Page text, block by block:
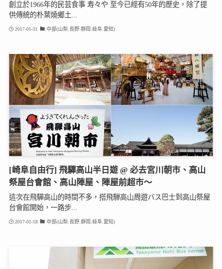
創立於1966年的民芸食事 寿々や 至今已經有50年的歷史，除了提
供傳統的朴葉燒鄉土...
2017-01-31 中部(山梨.長野.靜岡.岐阜.愛知)
[崎阜自由行] 飛驒高山半日遊 @ 必去宮川朝市、高山
祭屋台會館、高山陣屋、陣屋前超市～
這次在飛驒高山的時間不多，搭飛騨高山周遊バス巴士到高山祭屋
台會館開始，一路步...
2017-01-18 中部(山梨.長野.靜岡.岐阜.愛知)